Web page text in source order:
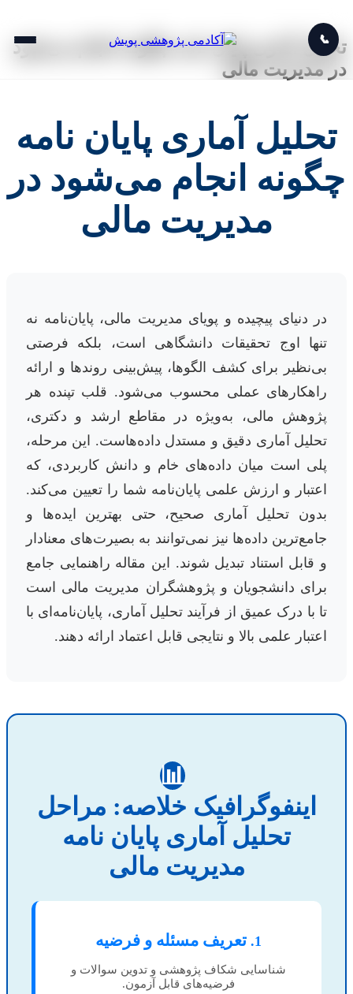
📞
تحلیل آماری پایان نامه چگونه انجام می‌شود
در مدیریت مالی
تحلیل آماری پایان نامه
چگونه انجام می‌شود در
مدیریت مالی
در دنیای پیچیده و پویای مدیریت مالی، پایان‌نامه نه
تنها اوج تحقیقات دانشگاهی است، بلکه فرصتی
بی‌نظیر برای کشف الگوها، پیش‌بینی روندها و ارائه
راهکارهای عملی محسوب می‌شود. قلب تپنده هر
پژوهش مالی، به‌ویژه در مقاطع ارشد و دکتری،
تحلیل آماری دقیق و مستدل داده‌هاست. این مرحله،
پلی است میان داده‌های خام و دانش کاربردی، که
اعتبار و ارزش علمی پایان‌نامه شما را تعیین می‌کند.
بدون تحلیل آماری صحیح، حتی بهترین ایده‌ها و
جامع‌ترین داده‌ها نیز نمی‌توانند به بصیرت‌های معنادار
و قابل استناد تبدیل شوند. این مقاله راهنمایی جامع
برای دانشجویان و پژوهشگران مدیریت مالی است
تا با درک عمیق از فرآیند تحلیل آماری، پایان‌نامه‌ای با
اعتبار علمی بالا و نتایجی قابل اعتماد ارائه دهند.
📊
اینفوگرافیک خلاصه: مراحل
تحلیل آماری پایان نامه
مدیریت مالی
1. تعریف مسئله و فرضیه
شناسایی شکاف پژوهشی و تدوین سوالات و
فرضیه‌های قابل آزمون.